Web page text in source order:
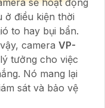
ở điều kiện thời
to hay bụi bẩn.
camera VP-
tưởng cho việc
Nó mang lại
sát và bảo vệ